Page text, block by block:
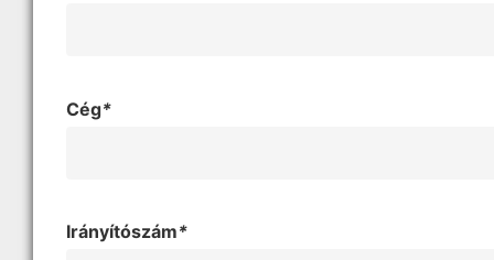
Cég*
Irányítószám*